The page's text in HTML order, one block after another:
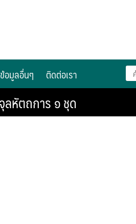
อมูลอื่นๆ ติดต่อเรา
ลหัตถการ ๑ ชุด